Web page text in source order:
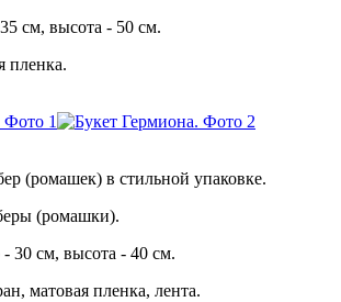
см, высота - 50 см.
пленка.
(ромашек) в стильной упаковке.
(ромашки).
- 30 см, высота - 40 см.
матовая пленка, лента.